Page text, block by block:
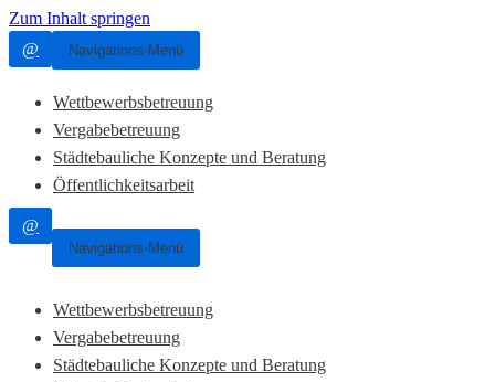
Zum Inhalt springen
@
Navigations-Menü
Wettbewerbsbetreuung
Vergabebetreuung
Städtebauliche Konzepte und Beratung
Öffentlichkeitsarbeit
@
Navigations-Menü
Wettbewerbsbetreuung
Vergabebetreuung
Städtebauliche Konzepte und Beratung